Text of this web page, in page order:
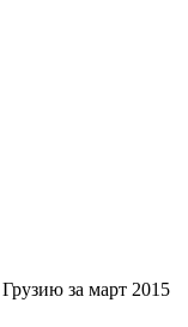
за март 2015